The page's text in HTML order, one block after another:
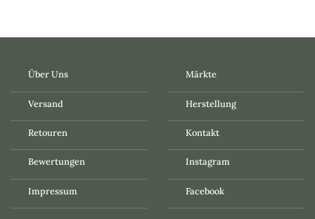
Über Uns
Versand
Retouren
Bewertungen
Impressum
Märkte
Herstellung
Kontakt
Instagram
Facebook